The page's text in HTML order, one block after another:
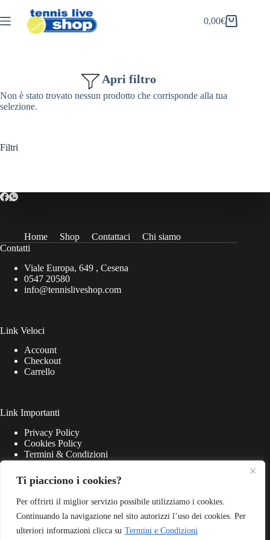
Ti piacciono i cookies?
Per offrirti il miglior servizio possibile utilizziamo i cookies.
Continuando la navigazione nel sito autorizzi l’uso dei cookies. Per
ulteriori informazioni clicca su Termini e Condizioni
al
contenuto
Carrello
0,00€
Apri filtro
Non è stato trovato nessun prodotto che corrisponde alla tua
selezione.
Filtri
Home Shop Contattaci
Chi siamo
Contatti
Viale Europa, 649 , Cesena
0547 20580
info@tennisliveshop.com
Link Veloci
Account
Checkout
Carrello
Link Importanti
Privacy Policy
Cookies Policy
Termini & Condizioni